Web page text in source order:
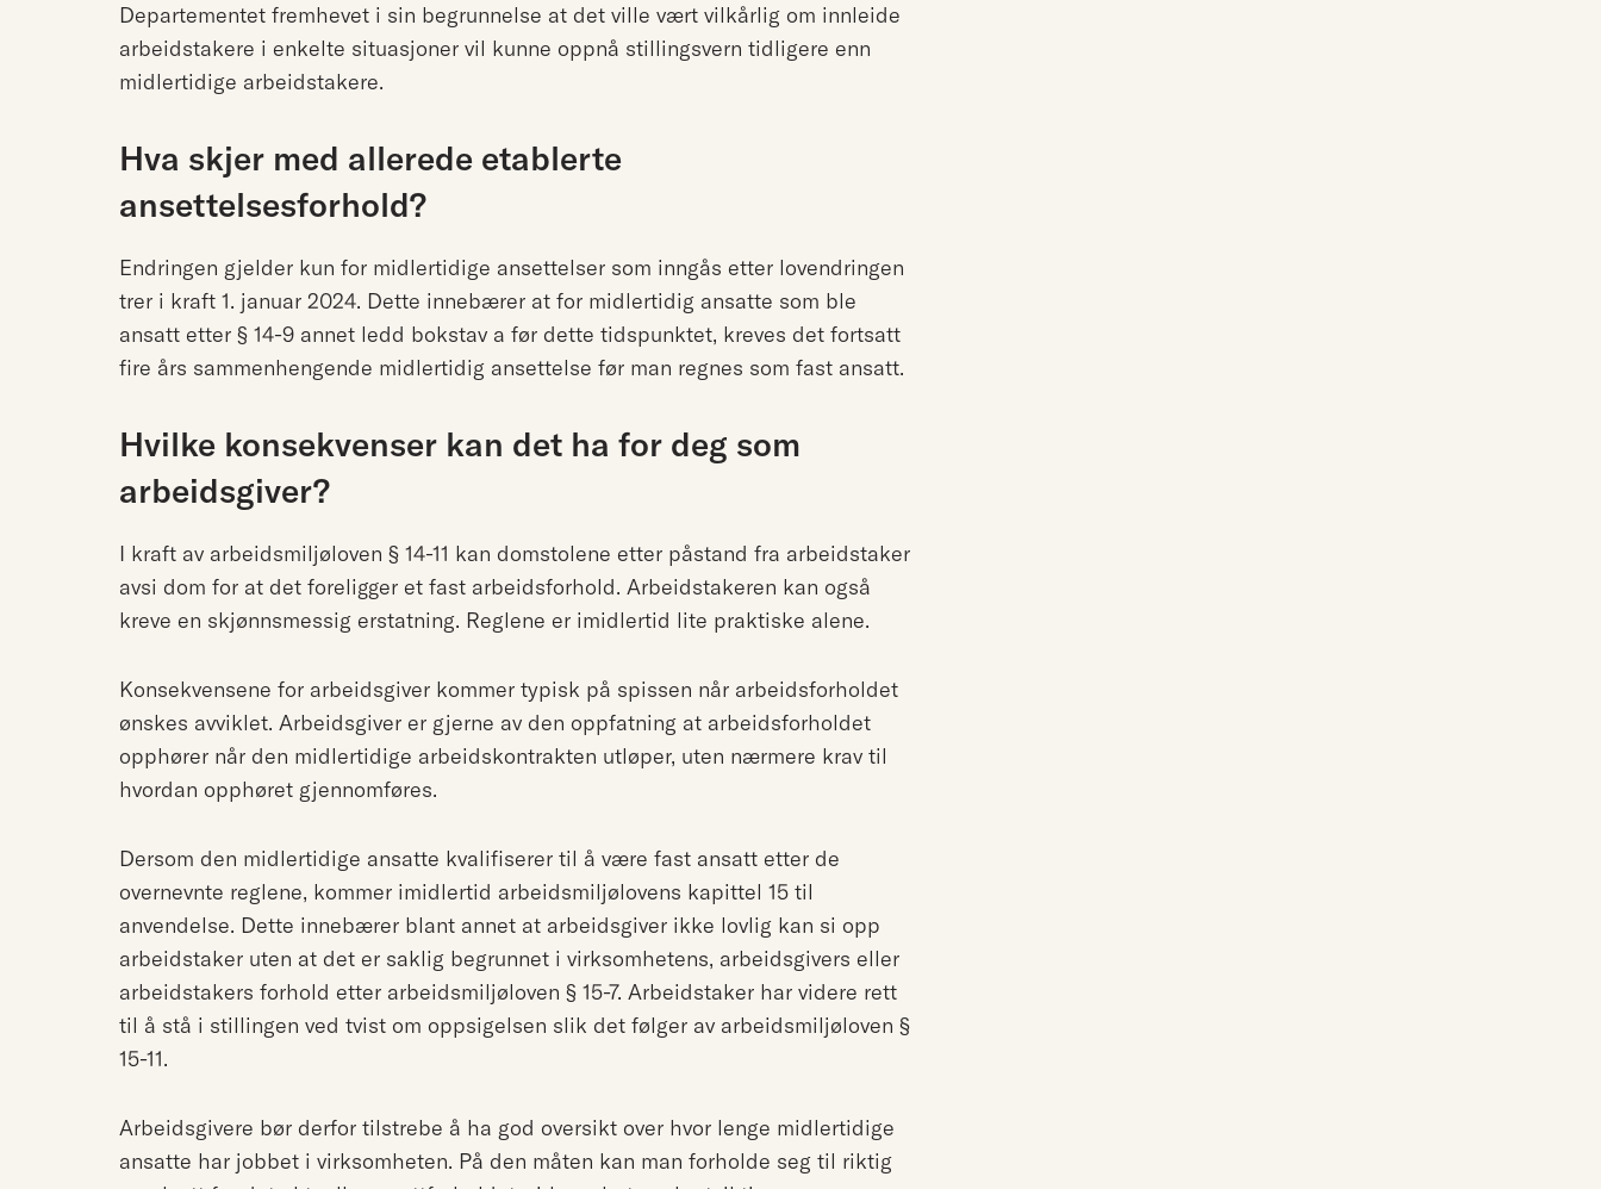
Departementet fremhevet i sin begrunnelse at det ville vært vilkårlig om innleide
arbeidstakere i enkelte situasjoner vil kunne oppnå stillingsvern tidligere enn
midlertidige arbeidstakere.
Hva skjer med allerede etablerte
ansettelsesforhold?
Endringen gjelder kun for midlertidige ansettelser som inngås etter lovendringen
trer i kraft 1. januar 2024. Dette innebærer at for midlertidig ansatte som ble
ansatt etter § 14-9 annet ledd bokstav a før dette tidspunktet, kreves det fortsatt
fire års sammenhengende midlertidig ansettelse før man regnes som fast ansatt.
Hvilke konsekvenser kan det ha for deg som
arbeidsgiver?
I kraft av arbeidsmiljøloven § 14-11 kan domstolene etter påstand fra arbeidstaker
avsi dom for at det foreligger et fast arbeidsforhold. Arbeidstakeren kan også
kreve en skjønnsmessig erstatning. Reglene er imidlertid lite praktiske alene.
Konsekvensene for arbeidsgiver kommer typisk på spissen når arbeidsforholdet
ønskes avviklet. Arbeidsgiver er gjerne av den oppfatning at arbeidsforholdet
opphører når den midlertidige arbeidskontrakten utløper, uten nærmere krav til
hvordan opphøret gjennomføres.
Dersom den midlertidige ansatte kvalifiserer til å være fast ansatt etter de
overnevnte reglene, kommer imidlertid arbeidsmiljølovens kapittel 15 til
anvendelse. Dette innebærer blant annet at arbeidsgiver ikke lovlig kan si opp
arbeidstaker uten at det er saklig begrunnet i virksomhetens, arbeidsgivers eller
arbeidstakers forhold etter arbeidsmiljøloven § 15-7. Arbeidstaker har videre rett
til å stå i stillingen ved tvist om oppsigelsen slik det følger av arbeidsmiljøloven §
15-11.
Arbeidsgivere bør derfor tilstrebe å ha god oversikt over hvor lenge midlertidige
ansatte har jobbet i virksomheten. På den måten kan man forholde seg til riktig